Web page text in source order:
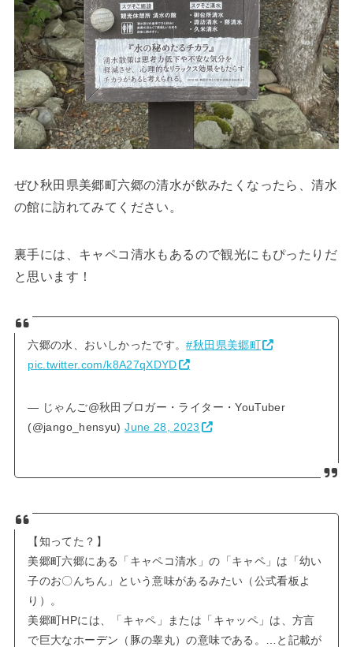
ぜひ秋田県美郷町六郷の清水が飲みたくなったら、清水
の館に訪れてみてください。
裏手には、キャペコ清水もあるので観光にもぴったりだ
と思います！
六郷の水、おいしかったです。#秋田県美郷町
pic.twitter.com/k8A27qXDYD
— じゃんご@秋田ブロガー・ライター・YouTuber
(@jango_hensyu)June 28, 2023
【知ってた？】
美郷町六郷にある「キャペコ清水」の「キャペ」は「幼い
子のお〇んちん」という意味があるみたい（公式看板よ
り）。
美郷町HPには、「キャペ」または「キャッペ」は、方言
で巨大なホーデン（豚の睾丸）の意味である。…と記載が